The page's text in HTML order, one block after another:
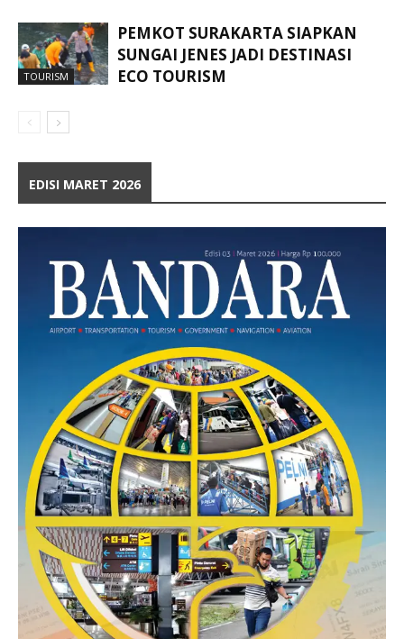
TOURISM
PEMKOT SURAKARTA SIAPKAN
SUNGAI JENES JADI DESTINASI
ECO TOURISM
EDISI MARET 2026